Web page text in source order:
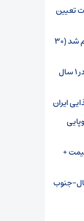
تعیین
ارزش سهام عدالت ۵۰۰ هزار تومانی ها اعلام شد (۳۰
روزهای سختِ کارگران؛ نیمی از قدرت خرید در ۱ سال
ایران
کاهش قیمت +
جنوب